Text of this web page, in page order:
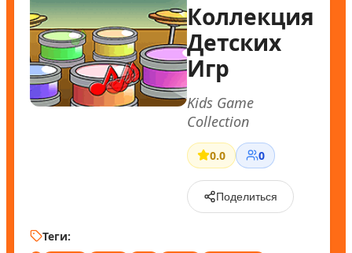
Коллекция
Детских
Игр
Kids Game
Collection
0.0 0
Поделиться
Теги: